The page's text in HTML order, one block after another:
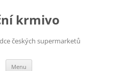
krmivo
českých supermarketů
Menu